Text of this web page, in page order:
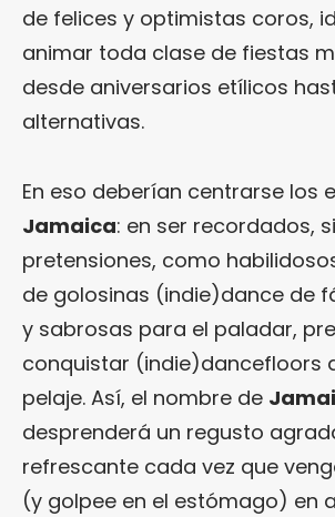
de felices y optimistas coros,
animar toda clase de fiestas
desde aniversarios etílicos
alternativas.
En eso deberían centrarse los
Jamaica: en ser recordados,
pretensiones, como
de golosinas (indie)dance de
y sabrosas para el paladar,
conquistar (indie)dancefloors
pelaje. Así, el nombre de
desprenderá un regusto
refrescante cada vez que
(y golpee en el estómago) en